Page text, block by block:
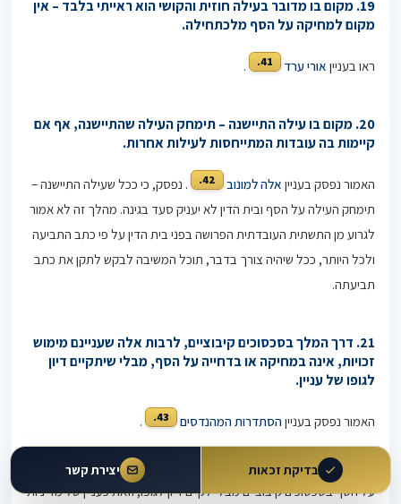
19. מקום בו מדובר בעילה חוזית והקושי הוא ראייתי בלבד – אין
מקום למחיקה על הסף מלכתחילה.
ראו בעניין אורי ערד 41.
.
20. מקום בו עילה התיישנה – תימחק העילה שהתיישנה, אף אם
קיימות בה עובדות המתייחסות לעילות אחרות.
האמור נפסק בעניין אלה למונוב 42.
. נפסק, כי ככל שעילה התיישנה –
תימחק העילה על הסף ובית הדין לא יעניק סעד בגינה. מהלך זה לא אמור
לגרוע מן התשתית העובדתית הפרושה בפני בית הדין על פי כתב התביעה
ולכל היותר, ככל שיהיה צורך בדבר, תוכל המשיבה לבקש לתקן את כתב
תביעתה.
21. דרך המלך בסכסוכים קיבוציים, לרבות אלה שעניינם מימוש
זכויות, אינה במחיקה או בדחייה על הסף, מבלי שיתקיים דיון
לגופו של עניין.
האמור נפסק בענייןהסתדרות המהנדסים 43.
.
כך, נפסק בענייןהסתדרות העובדים הכללית 44.
, כי אין לטעון לסילוק
על הסף בסכסוכים קיבוציים מבלי לקיים דיון לגופו, וזאת כעניין של מדיניות
יצירת קשר בדיקת זכאות